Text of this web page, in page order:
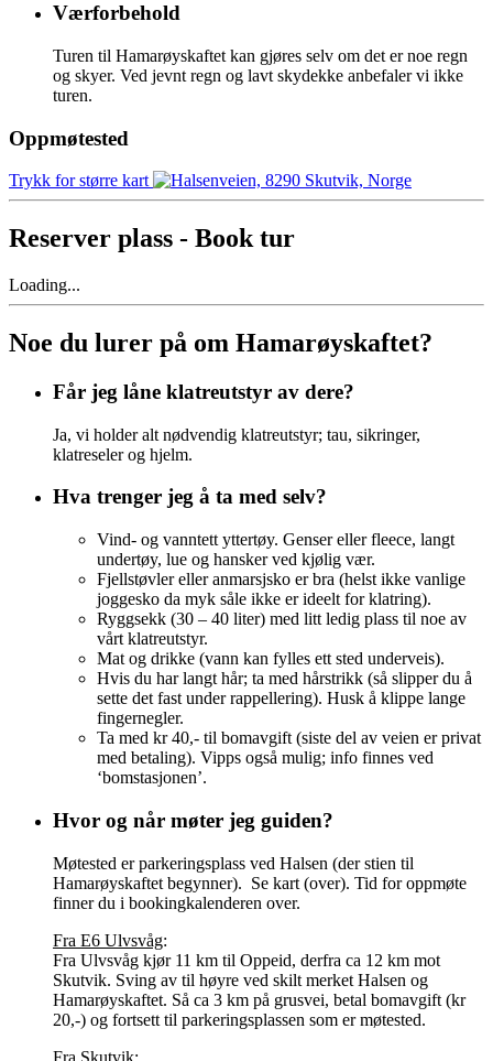
Værforbehold
Turen til Hamarøyskaftet kan gjøres selv om det er noe regn
og skyer. Ved jevnt regn og lavt skydekke anbefaler vi ikke
turen.
Oppmøtested
Trykk for større kart
Reserver plass - Book tur
Loading...
Noe du lurer på om Hamarøyskaftet?
Får jeg låne klatreutstyr av dere?
Ja, vi holder alt nødvendig klatreutstyr; tau, sikringer,
klatreseler og hjelm.
Hva trenger jeg å ta med selv?
Vind- og vanntett yttertøy. Genser eller fleece, langt
undertøy, lue og hansker ved kjølig vær.
Fjellstøvler eller anmarsjsko er bra (helst ikke vanlige
joggesko da myk såle ikke er ideelt for klatring).
Ryggsekk (30 – 40 liter) med litt ledig plass til noe av
vårt klatreutstyr.
Mat og drikke (vann kan fylles ett sted underveis).
Hvis du har langt hår; ta med hårstrikk (så slipper du å
sette det fast under rappellering). Husk å klippe lange
fingernegler.
Ta med kr 40,- til bomavgift (siste del av veien er privat
med betaling). Vipps også mulig; info finnes ved
‘bomstasjonen’.
Hvor og når møter jeg guiden?
Møtested er parkeringsplass ved Halsen (der stien til
Hamarøyskaftet begynner). Se kart (over). Tid for oppmøte
finner du i bookingkalenderen over.
Fra E6 Ulvsvåg:
Fra Ulvsvåg kjør 11 km til Oppeid, derfra ca 12 km mot
Skutvik. Sving av til høyre ved skilt merket Halsen og
Hamarøyskaftet. Så ca 3 km på grusvei, betal bomavgift (kr
20,-) og fortsett til parkeringsplassen som er møtested.
Fra Skutvik: